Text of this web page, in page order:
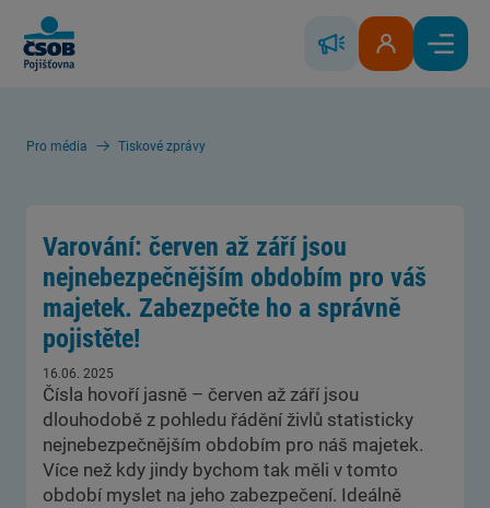
Skip to Main Content
Řešení škodyKlientská zóna
Hlavní
Pro média Tiskové zprávy
Varování: červen až září jsou
nejnebezpečnějším obdobím pro váš
majetek. Zabezpečte ho a správně
pojistěte!
16.06. 2025
Čísla hovoří jasně – červen až září jsou
dlouhodobě z pohledu řádění živlů statisticky
nejnebezpečnějším obdobím pro náš majetek.
Více než kdy jindy bychom tak měli v tomto
období myslet na jeho zabezpečení. Ideálně